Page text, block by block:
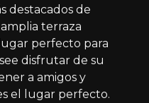
destacados de
terraza
perfecto para
disfrutar de su
a amigos y
el lugar perfecto.